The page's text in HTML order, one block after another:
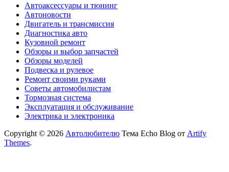
Автоаксессуары и тюнинг
Автоновости
Двигатель и трансмиссия
Диагностика авто
Кузовной ремонт
Обзоры и выбор запчастей
Обзоры моделей
Подвеска и рулевое
Ремонт своими руками
Советы автомобилистам
Тормозная система
Эксплуатация и обслуживание
Электрика и электроника
Copyright © 2026 Автолюбителю Тема Echo Blog от Artify
Themes.